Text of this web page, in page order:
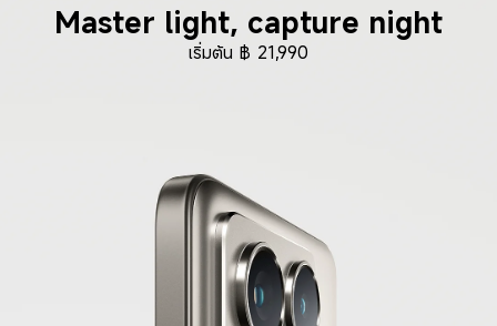
Master light, capture night
เริ่มต้น ฿ 21,990